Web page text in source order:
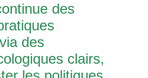
des
des
clairs,